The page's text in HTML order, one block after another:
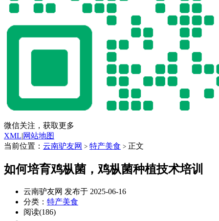
微信关注，获取更多
XML|网站地图
当前位置： 云南驴友网 > 特产美食 > 正文
如何培育鸡枞菌，鸡枞菌种植技术培训
云南驴友网 发布于 2025-06-16
分类： 特产美食
阅读(186)